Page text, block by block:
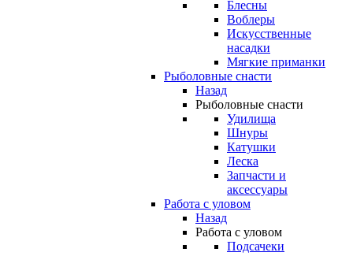
Блесны
Воблеры
Искусственные
насадки
Мягкие приманки
Рыболовные снасти
Назад
Рыболовные снасти
Удилища
Шнуры
Катушки
Леска
Запчасти и
аксессуары
Работа с уловом
Назад
Работа с уловом
Подсачеки